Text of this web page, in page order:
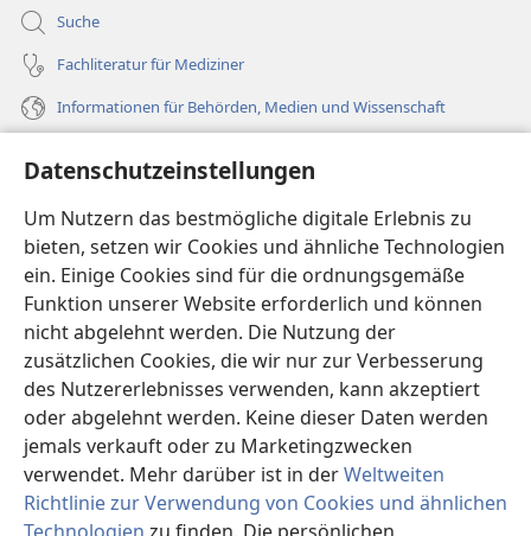
Datenschutzeinstellungen
Um Nutzern das bestmögliche digitale Erlebnis zu
bieten, setzen wir Cookies und ähnliche Technologien
ein. Einige Cookies sind für die ordnungsgemäße
Funktion unserer Website erforderlich und können
nicht abgelehnt werden. Die Nutzung der
zusätzlichen Cookies, die wir nur zur Verbesserung
des Nutzererlebnisses verwenden, kann akzeptiert
oder abgelehnt werden. Keine dieser Daten werden
jemals verkauft oder zu Marketingzwecken
verwendet. Mehr darüber ist in derWeltweiten
Richtlinie zur Verwendung von Cookies und ähnlichen
Suche
Fachliteratur für Mediziner
Informationen für Behörden, Medien und Wissenschaft
Spenden
(öffnet
neues
Fenster)Wachtturm ONLINE-BIBLIOTHEK
(öffnet
neues
Fenster)JW Hub®
(öffnet
neues
Fenster)JW Library
Watchtower Library ®